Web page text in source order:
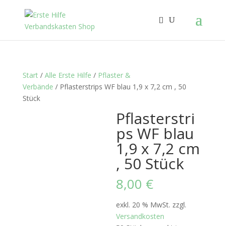
Start/ Alle Erste Hilfe / Pflaster &
Verbände / Pflasterstrips WF blau 1,9 x 7,2 cm , 50
Stück
Pflasterstri
ps WF blau
1,9 x 7,2 cm
, 50 Stück
8,00 €
exkl. 20 % MwSt. zzgl.
Versandkosten